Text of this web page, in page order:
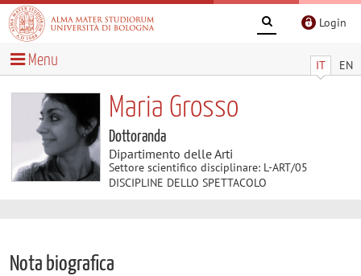
Login
IT EN
Menu
Maria Grosso
Dottoranda
Dipartimento delle Arti
Settore scientifico disciplinare: L-ART/05
DISCIPLINE DELLO SPETTACOLO
Nota biografica